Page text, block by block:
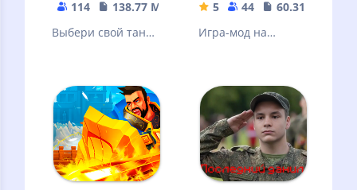
114
138.77 MB
Выбери свой танк
танкистом!
5 44
60.31 MB
Игра-мод на
кампании
DANILGAMES.COM